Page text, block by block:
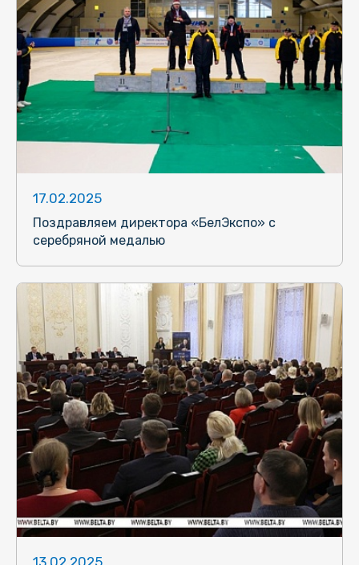
17.02.2025
Поздравляем директора «БелЭкспо» с
серебряной медалью
13.02.2025